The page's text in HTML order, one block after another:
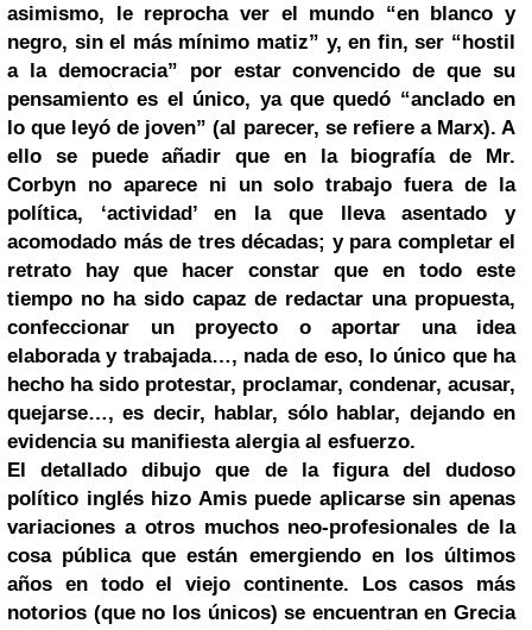
asimismo, le reprocha ver el mundo “en blanco y
negro, sin el más mínimo matiz” y, en fin, ser “hostil
a la democracia” por estar convencido de que su
pensamiento es el único, ya que quedó “anclado en
lo que leyó de joven” (al parecer, se refiere a Marx). A
ello se puede añadir que en la biografía de Mr.
Corbyn no aparece ni un solo trabajo fuera de la
política, ‘actividad’ en la que lleva asentado y
acomodado más de tres décadas; y para completar el
retrato hay que hacer constar que en todo este
tiempo no ha sido capaz de redactar una propuesta,
confeccionar un proyecto o aportar una idea
elaborada y trabajada…, nada de eso, lo único que ha
hecho ha sido protestar, proclamar, condenar, acusar,
quejarse…, es decir, hablar, sólo hablar, dejando en
evidencia su manifiesta alergia al esfuerzo.
El detallado dibujo que de la figura del dudoso
político inglés hizo Amis puede aplicarse sin apenas
variaciones a otros muchos neo-profesionales de la
cosa pública que están emergiendo en los últimos
años en todo el viejo continente. Los casos más
notorios (que no los únicos) se encuentran en Grecia